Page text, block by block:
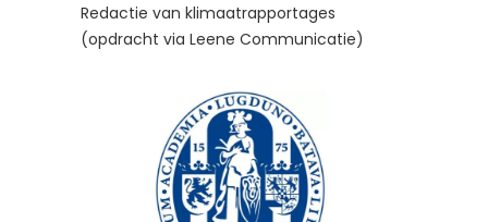
Redactie van klimaatrapportages
(opdracht via Leene Communicatie)